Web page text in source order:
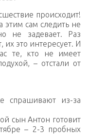
происходит!
этим сам следить не
не задевает. Раз
это интересует. И
те, кто не имеет
– отстали от
спрашивают из-за
сын Антон готовит
– 2-3 пробных